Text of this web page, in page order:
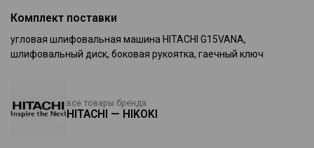
Комплект поставки
угловая шлифовальная машина HITACHI G15VANA,
шлифовальный диск, боковая рукоятка, гаечный ключ
все товары бренда
HITACHI — HIKOKI